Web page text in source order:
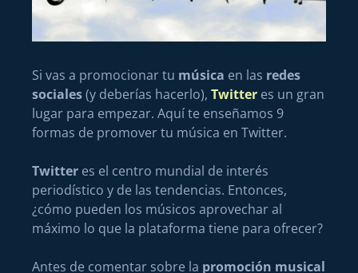
Si vas a promocionar tu música en las redes
sociales(y deberías hacerlo), Twitter es un gran
lugar para empezar. Aquí te enseñamos 9
formas de promover tu música en Twitter.
Twitter es el centro mundial de interés
periodístico y de las tendencias. Entonces,
¿cómo pueden los músicos aprovechar al
máximo lo que la plataforma tiene para ofrecer?
Antes de comentar sobre la promoción musical